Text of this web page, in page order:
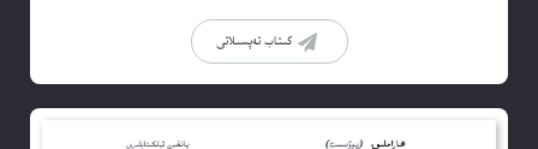
كىتاب تەپسىلاتى